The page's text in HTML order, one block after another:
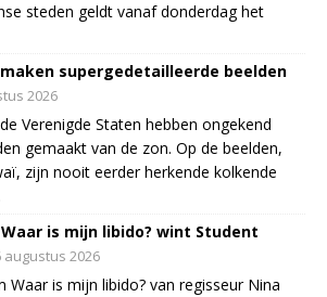
steden geldt vanaf donderdag het
supergedetailleerde beelden
2026
Verenigde Staten hebben ongekend
gemaakt van de zon. Op de beelden,
zijn nooit eerder herkende kolkende
is mijn libido? wint Student
augustus 2026
Waar is mijn libido? van regisseur Nina